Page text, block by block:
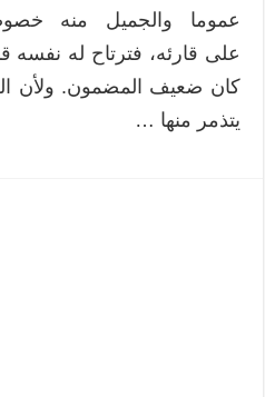
عموما والجميل منه
على قارئه، فترتاح له نفسه
كان ضعيف المضمون. ولأن
يتذمر منها …